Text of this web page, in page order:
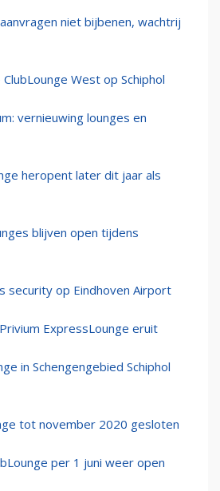
niet bijbenen, wachtrij
West op Schiphol
vernieuwing lounges en
heropent later dit jaar als
blijven open tijdens
security op Eindhoven Airport
ExpressLounge eruit
in Schengengebied Schiphol
tot november 2020 gesloten
per 1 juni weer open